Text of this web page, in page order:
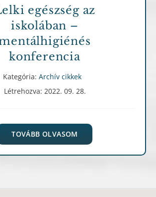
egészség az
iskolában –
konferencia
Kategória: Archív cikkek
Létrehozva: 2022. 09. 28.
TOVÁBB OLVASOM